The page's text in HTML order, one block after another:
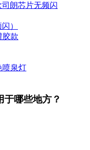
朗芯片无频闪
）
胶款
喷泉灯
哪些地方？